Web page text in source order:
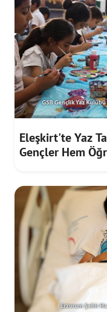
Eleşkirt'te Yaz
Gençler Hem